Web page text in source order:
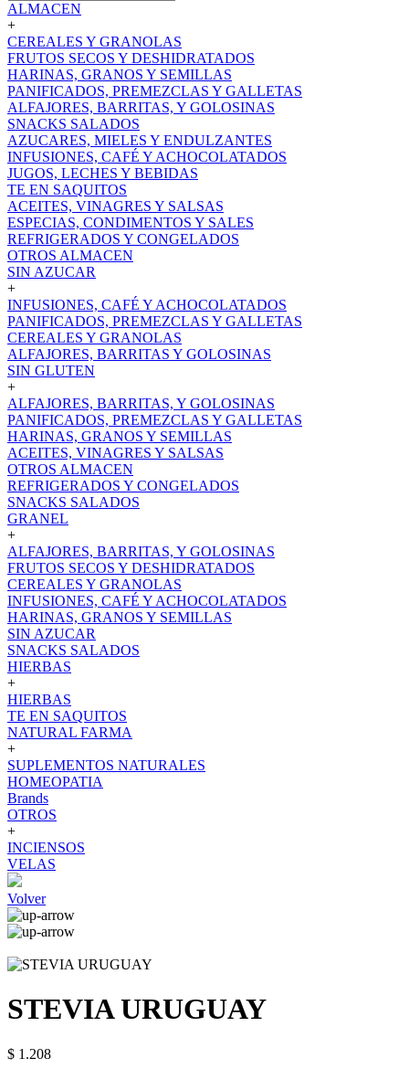
ALMACEN
+
CEREALES Y GRANOLAS
FRUTOS SECOS Y DESHIDRATADOS
HARINAS, GRANOS Y SEMILLAS
PANIFICADOS, PREMEZCLAS Y GALLETAS
ALFAJORES, BARRITAS, Y GOLOSINAS
SNACKS SALADOS
AZUCARES, MIELES Y ENDULZANTES
INFUSIONES, CAFÉ Y ACHOCOLATADOS
JUGOS, LECHES Y BEBIDAS
TE EN SAQUITOS
ACEITES, VINAGRES Y SALSAS
ESPECIAS, CONDIMENTOS Y SALES
REFRIGERADOS Y CONGELADOS
OTROS ALMACEN
SIN AZUCAR
+
INFUSIONES, CAFÉ Y ACHOCOLATADOS
PANIFICADOS, PREMEZCLAS Y GALLETAS
CEREALES Y GRANOLAS
ALFAJORES, BARRITAS Y GOLOSINAS
SIN GLUTEN
+
ALFAJORES, BARRITAS, Y GOLOSINAS
PANIFICADOS, PREMEZCLAS Y GALLETAS
HARINAS, GRANOS Y SEMILLAS
ACEITES, VINAGRES Y SALSAS
OTROS ALMACEN
REFRIGERADOS Y CONGELADOS
SNACKS SALADOS
GRANEL
+
ALFAJORES, BARRITAS, Y GOLOSINAS
FRUTOS SECOS Y DESHIDRATADOS
CEREALES Y GRANOLAS
INFUSIONES, CAFÉ Y ACHOCOLATADOS
HARINAS, GRANOS Y SEMILLAS
SIN AZUCAR
SNACKS SALADOS
HIERBAS
+
HIERBAS
TE EN SAQUITOS
NATURAL FARMA
+
SUPLEMENTOS NATURALES
HOMEOPATIA
Brands
OTROS
+
INCIENSOS
VELAS
Volver
STEVIA URUGUAY
$ 1.208